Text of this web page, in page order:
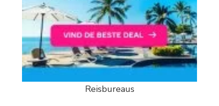
Reisbureaus